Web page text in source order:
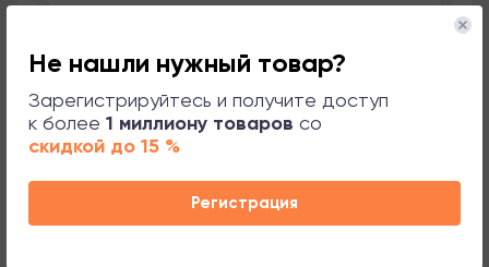
Не нашли нужный товар?
Зарегистрируйтесь и получите доступ
к более 1 миллиону товаров со
скидкой до 15 %
Регистрация
Сопутствующие товары